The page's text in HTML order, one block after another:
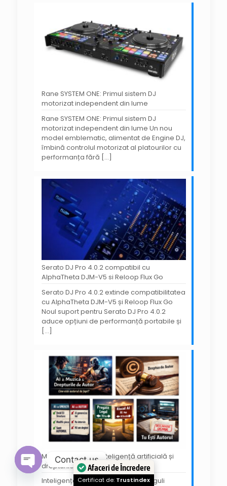
Rane SYSTEM ONE: Primul sistem DJ
motorizat independent din lume
Rane SYSTEM ONE: Primul sistem DJ
motorizat independent din lume Un nou
model emblematic, alimentat de Engine DJ,
îmbină controlul motorizat al platourilor cu
performanța fără […]
Serato DJ Pro 4.0.2 compatibil cu
AlphaTheta DJM-V5 si Reloop Flux Go
Serato DJ Pro 4.0.2 extinde compatibilitatea
cu AlphaTheta DJM-V5 și Reloop Flux Go
Noul suport pentru Serato DJ Pro 4.0.2
aduce opțiuni de performanță portabile și
[…]
Muzica creată cu inteligență artificială și
drepturile de autor
Inteligența Artificială în Muzică: Reguli
Contact us
Open
Afaceri de Încredere
Certificat de: Trustindex